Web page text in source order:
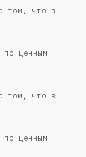
том, что в
по ценным
том, что в
по ценным